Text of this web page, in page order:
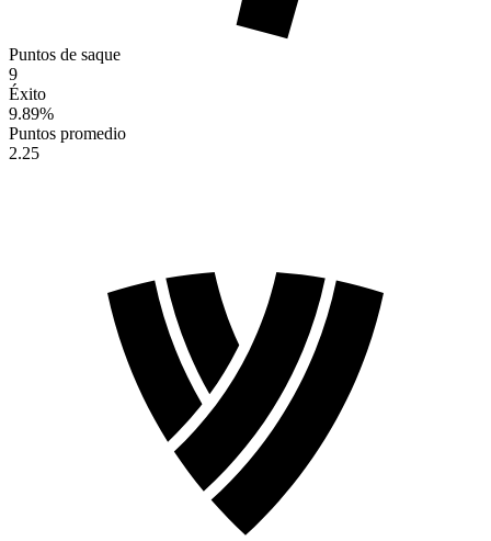
Puntos de saque
9
Éxito
9.89%
Puntos promedio
2.25